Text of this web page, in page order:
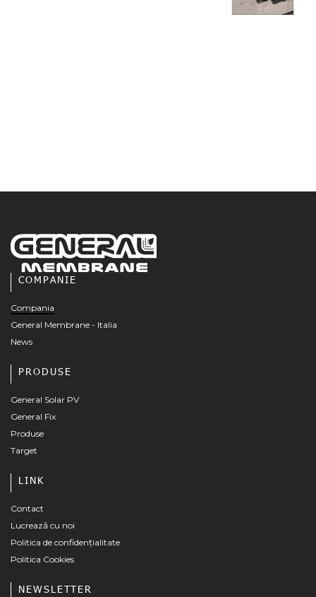
COMPANIE
Compania
General Membrane - Italia
News
PRODUSE
General Solar PV
General Fix
Produse
Target
LINK
Contact
Lucrează cu noi
Politica de confidențialitate
Politica Cookies
NEWSLETTER